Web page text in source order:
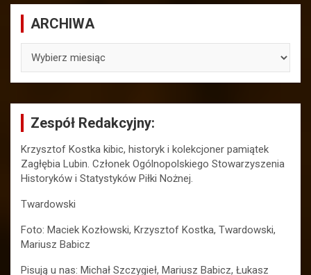
ARCHIWA
Zespół Redakcyjny:
Krzysztof Kostka kibic, historyk i kolekcjoner pamiątek
Zagłębia Lubin. Członek Ogólnopolskiego Stowarzyszenia
Historyków i Statystyków Piłki Nożnej.
Twardowski
Foto: Maciek Kozłowski, Krzysztof Kostka, Twardowski,
Mariusz Babicz
Pisują u nas: Michał Szczygieł, Mariusz Babicz, Łukasz